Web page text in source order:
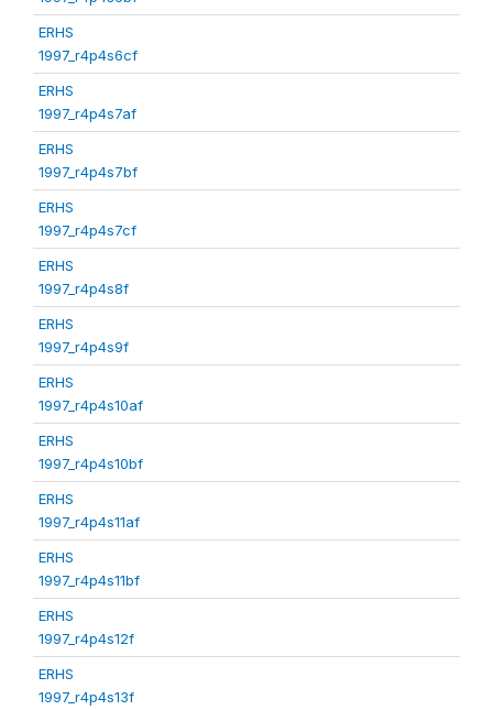
ERHS
1997_r4p4s6cf
ERHS
1997_r4p4s7af
ERHS
1997_r4p4s7bf
ERHS
1997_r4p4s7cf
ERHS
1997_r4p4s8f
ERHS
1997_r4p4s9f
ERHS
1997_r4p4s10af
ERHS
1997_r4p4s10bf
ERHS
1997_r4p4s11af
ERHS
1997_r4p4s11bf
ERHS
1997_r4p4s12f
ERHS
1997_r4p4s13f